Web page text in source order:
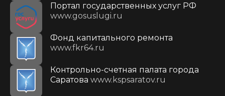
Портал государственных услуг РФ
www.gosuslugi.ru
Фонд капитального ремонта
www.fkr64.ru
Контрольно-счетная палата города
Саратова www.kspsaratov.ru